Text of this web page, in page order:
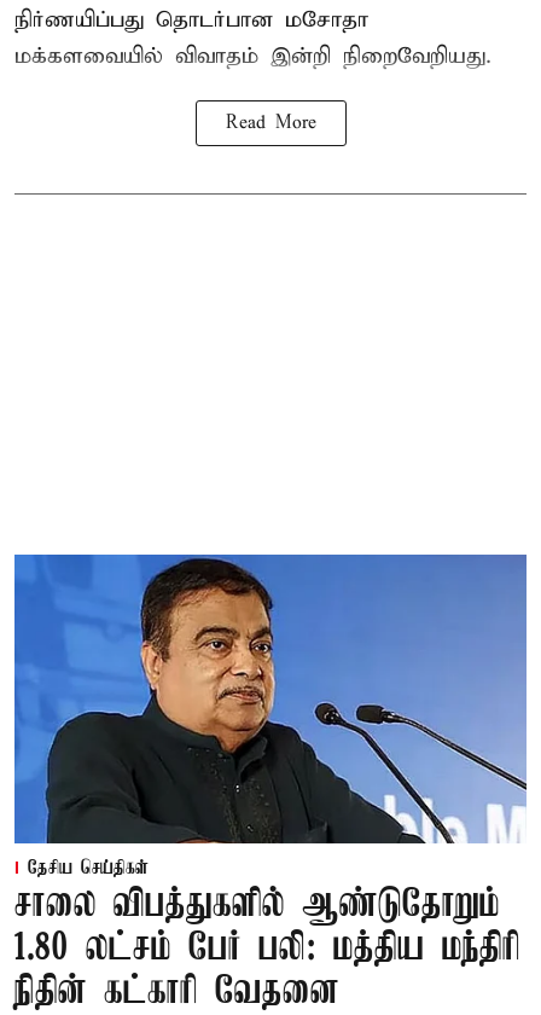
நிர்ணயிப்பது தொடர்பான மசோதா
மக்களவையில் விவாதம் இன்றி நிறைவேறியது.
Read More
தேசிய செய்திகள்
சாலை விபத்துகளில் ஆண்டுதோறும்
1.80 லட்சம் பேர் பலி: மத்திய மந்திரி
நிதின் கட்காரி வேதனை